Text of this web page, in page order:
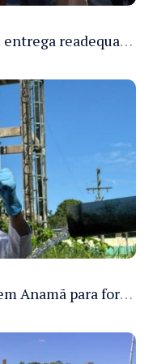
Governador Roberto Cidade entrega readequação do ambulatório da FCecon e amplia capacidade de atendimento oncológico em Manaus
Cosama inicia força-tarefa em Anamã para fortalecer abastecimento de água e segurança hídrica da população